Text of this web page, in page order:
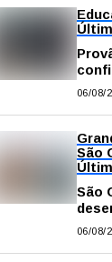
06/08/
São
São
06/08/